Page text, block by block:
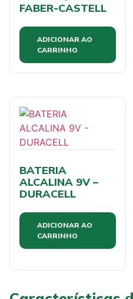
FABER-CASTELL
ADICIONAR AO
CARRINHO
BATERIA
ALCALINA 9V –
DURACELL
ADICIONAR AO
CARRINHO